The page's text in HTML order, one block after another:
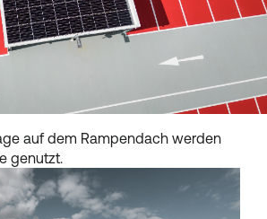
auf dem Rampendach werden
genutzt.